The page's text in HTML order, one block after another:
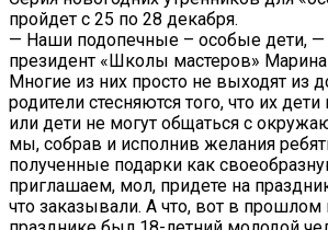
пройдет с 25 по 28 декабря.
— Наши подопечные – особые дети, —
президент «Школы мастеров»
Многие из них просто не выходят из
родители стесняются того, что их
или дети не могут общаться с
мы, собрав и исполнив желания
полученные подарки как
приглашаем, мол, придете на
что заказывали. А что, вот в прошлом